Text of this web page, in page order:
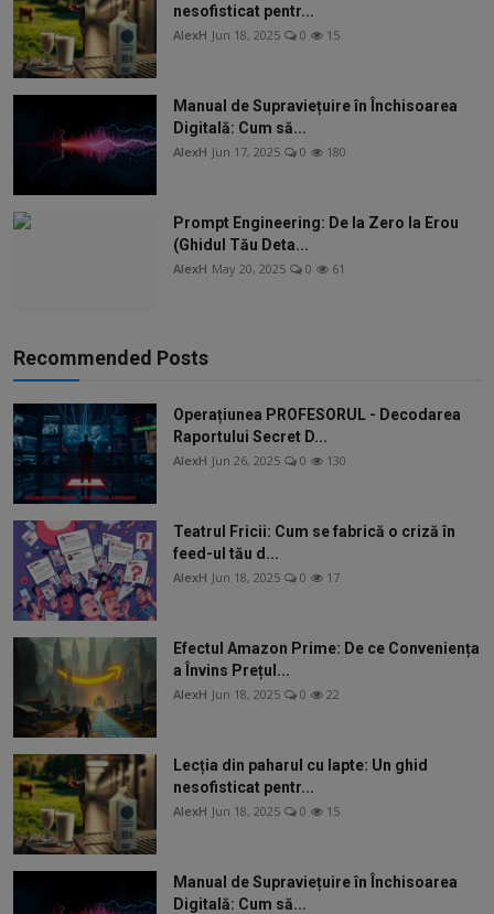
nesofisticat pentr...
AlexH Jun 18, 2025 0 15
Manual de Supraviețuire în Închisoarea
Digitală: Cum să...
AlexH Jun 17, 2025 0 180
Prompt Engineering: De la Zero la Erou
(Ghidul Tău Deta...
AlexH May 20, 2025 0 61
Recommended Posts
Operațiunea PROFESORUL - Decodarea
Raportului Secret D...
AlexH Jun 26, 2025 0 130
Teatrul Fricii: Cum se fabrică o criză în
feed-ul tău d...
AlexH Jun 18, 2025 0 17
Efectul Amazon Prime: De ce Conveniența
a Învins Prețul...
AlexH Jun 18, 2025 0 22
Lecția din paharul cu lapte: Un ghid
nesofisticat pentr...
AlexH Jun 18, 2025 0 15
Manual de Supraviețuire în Închisoarea
Digitală: Cum să...